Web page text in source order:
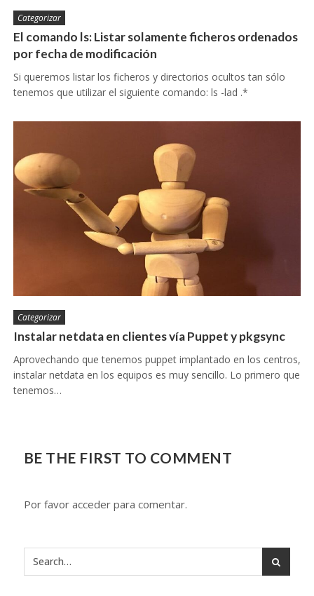
Categorizar
El comando ls: Listar solamente ficheros ordenados
por fecha de modificación
Si queremos listar los ficheros y directorios ocultos tan sólo
tenemos que utilizar el siguiente comando: ls -lad .*
Categorizar
Instalar netdata en clientes vía Puppet y pkgsync
Aprovechando que tenemos puppet implantado en los centros,
instalar netdata en los equipos es muy sencillo. Lo primero que
tenemos…
BE THE FIRST TO COMMENT
Por favor acceder para comentar.